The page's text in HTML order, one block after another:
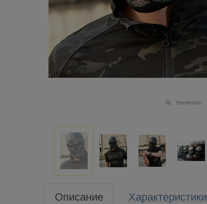
Увеличить
Описание Характеристики